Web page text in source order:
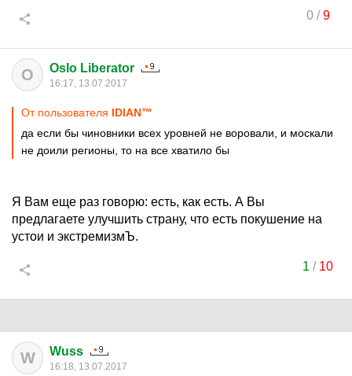
0/9
O Oslo Liberator
16:17, 13.07.2017
От пользователя IDIАN™
да если бы чиновники всех уровней не воровали, и москали
не доили регионы, то на все хватило бы
Я Вам еще раз говорю: есть, как есть. А Вы
предлагаете улучшить страну, что есть покушение на
устои и экстремизмЪ.
1 / 10
W Wuss
16:18, 13.07.2017